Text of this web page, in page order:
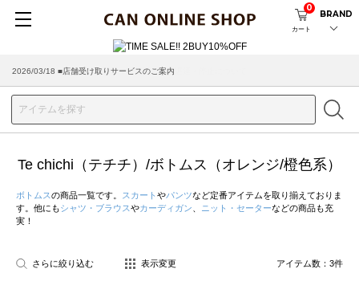
カート
0
BRAND
2026/03/18 ■店舗受け取りサービスのご案内
Te chichi（テチチ）/ボトムス（オレンジ/橙色系）
ボトムスの商品一覧です。 スカート やパンツなど定番アイテムを取り揃えておりま
す。他にもシャツ・ブラウスやカーディガン ニット・セーターなどの商品も充
実！
さらに絞り込む 表示変更 アイテム数： 3件